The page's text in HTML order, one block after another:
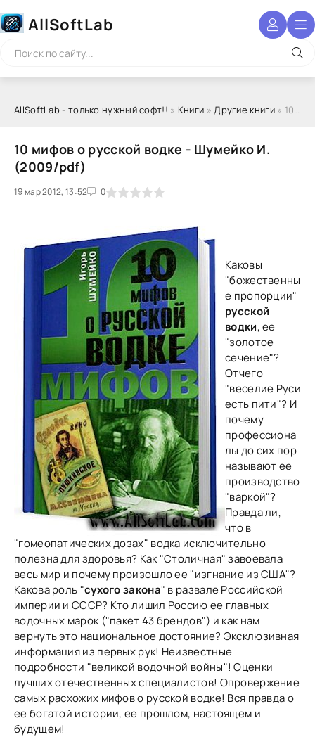
AllSoftLab
AllSoftLab - только нужный софт!! » Книги »Другие книги» 10 мифов о русской водке - Шумейко И. (2009/pdf)
10 мифов о русской водке - Шумейко И.
(2009/pdf)
19 мар 2012, 13:52 0
1 2 3 4 5
Каковы
"божественны
е пропорции"
русской
водки, ее
"золотое
сечение"?
Отчего
"веселие Руси
есть пити"? И
почему
профессиона
лы до сих пор
называют ее
производство
"варкой"?
Правда ли,
что в
"гомеопатических дозах" водка исключительно
полезна для здоровья? Как "Столичная" завоевала
весь мир и почему произошло ее "изгнание из США"?
Какова роль "сухого закона" в развале Российской
империи и СССР? Кто лишил Россию ее главных
водочных марок ("пакет 43 брендов") и как нам
вернуть это национальное достояние? Эксклюзивная
информация из первых рук! Неизвестные
подробности "великой водочной войны"! Оценки
лучших отечественных специалистов! Опровержение
самых расхожих мифов о русской водке! Вся правда о
ее богатой истории, ее прошлом, настоящем и
будущем!